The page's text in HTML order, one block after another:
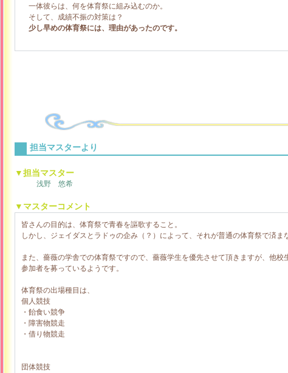
一体彼らは、何を体育祭に組み込むのか。
そして、成績不振の対策は？
少し早めの体育祭には、理由があったのです。
担当マスターより
▼担当マスター
浅野 悠希
▼マスターコメント
皆さんの目的は、体育祭で青春を謳歌すること。
しかし、ジェイダスとラドゥの企み（？）によって、それが普通の体育祭で済ま
また、薔薇の学舎での体育祭ですので、薔薇学生を優先させて頂きますが、他
参加者を募っているようです。
体育祭の出場種目は、
個人競技
・飴食い競争
・障害物競走
・借り物競走
団体競技